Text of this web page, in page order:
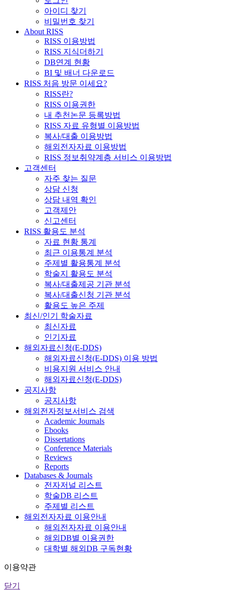
아이디 찾기
비밀번호 찾기
About RISS
RISS 이용방법
RISS 지식더하기
DB연계 현황
BI 및 배너 다운로드
RISS 처음 방문 이세요?
RISS란?
RISS 이용권한
내 추천논문 등록방법
RISS 자료 유형별 이용방법
복사/대출 이용방법
해외전자자료 이용방법
RISS 정보취약계층 서비스 이용방법
고객센터
자주 찾는 질문
상담 신청
상담 내역 확인
고객제안
신고센터
RISS 활용도 분석
자료 현황 통계
최근 이용통계 분석
주제별 활용통계 분석
학술지 활용도 분석
복사/대출제공 기관 분석
복사/대출신청 기관 분석
활용도 높은 주제
최신/인기 학술자료
최신자료
인기자료
해외자료신청(E-DDS)
해외자료신청(E-DDS) 이용 방법
비용지원 서비스 안내
해외자료신청(E-DDS)
공지사항
공지사항
해외전자정보서비스 검색
Academic Journals
Ebooks
Dissertations
Conference Materials
Reviews
Reports
Databases & Journals
전자저널 리스트
학술DB 리스트
주제별 리스트
해외전자자료 이용안내
해외전자자료 이용안내
해외DB별 이용권한
대학별 해외DB 구독현황
이용약관
닫기